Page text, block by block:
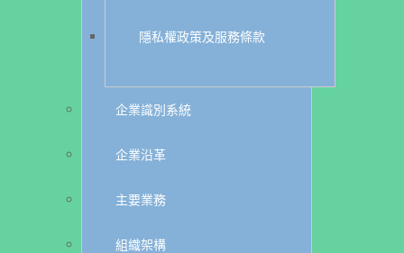
隱私權政策及服務條款
企業識別系統
企業沿革
主要業務
組織架構